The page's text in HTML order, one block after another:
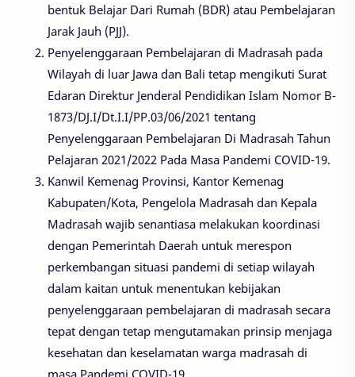
bentuk Belajar Dari Rumah (BDR) atau Pembelajaran
Jarak Jauh (PJJ).
Penyelenggaraan Pembelajaran di Madrasah pada
Wilayah di luar Jawa dan Bali tetap mengikuti Surat
Edaran Direktur Jenderal Pendidikan Islam Nomor B-
1873/DJ.I/Dt.I.I/PP.03/06/2021 tentang
Penyelenggaraan Pembelajaran Di Madrasah Tahun
Pelajaran 2021/2022 Pada Masa Pandemi COVID-19.
Kanwil Kemenag Provinsi, Kantor Kemenag
Kabupaten/Kota, Pengelola Madrasah dan Kepala
Madrasah wajib senantiasa melakukan koordinasi
dengan Pemerintah Daerah untuk merespon
perkembangan situasi pandemi di setiap wilayah
dalam kaitan untuk menentukan kebijakan
penyelenggaraan pembelajaran di madrasah secara
tepat dengan tetap mengutamakan prinsip menjaga
kesehatan dan keselamatan warga madrasah di
masa Pandemi COVID-19.